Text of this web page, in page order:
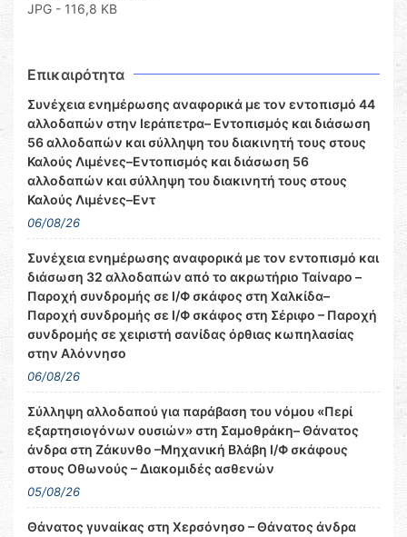
JPG - 116,8 KB
Επικαιρότητα
Συνέχεια ενημέρωσης αναφορικά με τον εντοπισμό 44
αλλοδαπών στην Ιεράπετρα– Εντοπισμός και διάσωση
56 αλλοδαπών και σύλληψη του διακινητή τους στους
Καλούς Λιμένες–Εντοπισμός και διάσωση 56
αλλοδαπών και σύλληψη του διακινητή τους στους
Καλούς Λιμένες–Εντ
06/08/26
Συνέχεια ενημέρωσης αναφορικά με τον εντοπισμό και
διάσωση 32 αλλοδαπών από το ακρωτήριο Ταίναρο –
Παροχή συνδρομής σε Ι/Φ σκάφος στη Χαλκίδα–
Παροχή συνδρομής σε Ι/Φ σκάφος στη Σέριφο – Παροχή
συνδρομής σε χειριστή σανίδας όρθιας κωπηλασίας
στην Αλόννησο
06/08/26
Σύλληψη αλλοδαπού για παράβαση του νόμου «Περί
εξαρτησιογόνων ουσιών» στη Σαμοθράκη– Θάνατος
άνδρα στη Ζάκυνθο –Μηχανική Βλάβη Ι/Φ σκάφους
στους Οθωνούς – Διακομιδές ασθενών
05/08/26
Θάνατος γυναίκας στη Χερσόνησο – Θάνατος άνδρα